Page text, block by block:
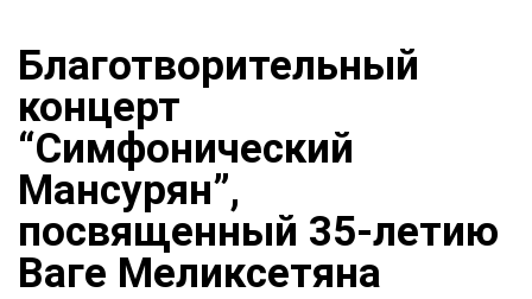
Благотворительный
концерт
“Симфонический
Мансурян”,
посвященный 35-летию
Ваге Меликсетяна